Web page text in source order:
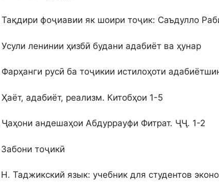
фоҷиавии як шоири тоҷик: Саъдулло
ленинии ҳизбӣ будани адабиёт ва ҳунар
русӣ ба тоҷикии истилоҳоти
адабиёт, реализм. Китобҳои 1-5
андешаҳои Абдуррауфи Фитрат. ҶҶ. 1-2
тоҷикӣ
Таджикский язык: учебник для студентов